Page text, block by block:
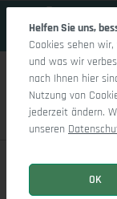
Sitz Concept
Helfen Sie uns,
Cookies sehen
und was wir
nach Ihnen hier
Nutzung von
jederzeit ändern.
unseren
OK